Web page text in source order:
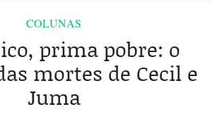
COLUNAS
prima pobre: o
mortes de Cecil e
Juma